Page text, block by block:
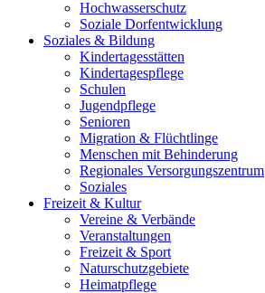
Hochwasserschutz
Soziale Dorfentwicklung
Soziales & Bildung
Kindertagesstätten
Kindertagespflege
Schulen
Jugendpflege
Senioren
Migration & Flüchtlinge
Menschen mit Behinderung
Regionales Versorgungszentrum
Soziales
Freizeit & Kultur
Vereine & Verbände
Veranstaltungen
Freizeit & Sport
Naturschutzgebiete
Heimatpflege